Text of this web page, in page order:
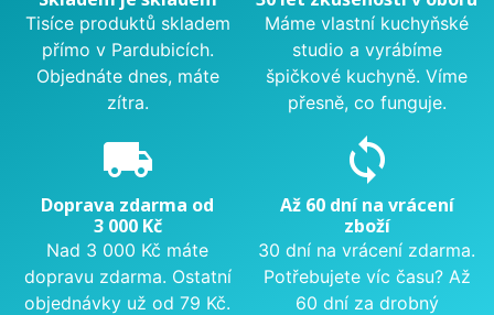
Tisíce produktů skladem
přímo v Pardubicích.
Objednáte dnes, máte
zítra.
Máme vlastní kuchyňské
studio a vyrábíme
špičkové kuchyně. Víme
přesně, co funguje.
local_shipping
Doprava zdarma od
3 000 Kč
Nad 3 000 Kč máte
dopravu zdarma. Ostatní
objednávky už od 79 Kč.
sync
Až 60 dní na vrácení
zboží
30 dní na vrácení zdarma.
Potřebujete víc času? Až
60 dní za drobný